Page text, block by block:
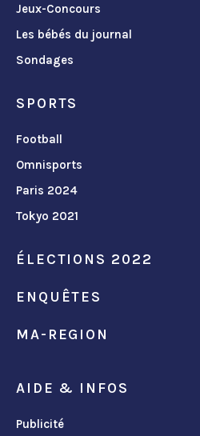
Jeux-Concours
Les bébés du journal
Sondages
SPORTS
Football
Omnisports
Paris 2024
Tokyo 2021
ÉLECTIONS 2022
ENQUÊTES
MA-REGION
AIDE & INFOS
Publicité